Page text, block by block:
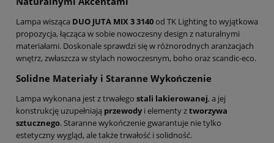
Lampa wisząca DUO JUTA MIX 3 3140od TK Lighting to wyjątkowa
propozycja, łącząca w sobie nowoczesny design z naturalnymi
materiałami. Doskonale sprawdzi się w różnorodnych aranżacjach
wnętrz, zwłaszcza w stylach nowoczesnym, boho oraz scandic-eco.
Solidne Materiały i Staranne Wykończenie
Lampa wykonana jest z trwałego stali lakierowanej, a jej
konstrukcję uzupełniają przewodyi elementy ztworzywa
sztucznego. Staranne wykończenie gwarantuje nie tylko
estetyczny wygląd, ale także trwałość i solidność.